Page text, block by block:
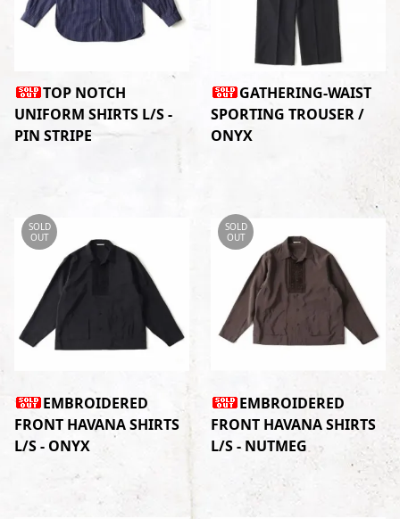
TOP NOTCH
UNIFORM SHIRTS L/S -
PIN STRIPE
GATHERING-WAIST
SPORTING TROUSER /
ONYX
EMBROIDERED
FRONT HAVANA SHIRTS
L/S - ONYX
SOLD
OUT
EMBROIDERED
FRONT HAVANA SHIRTS
L/S - NUTMEG
SOLD
OUT